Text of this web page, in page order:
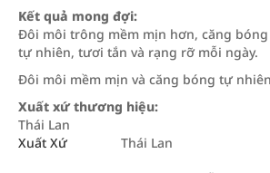
Kết quả mong đợi:
Đôi môi trông mềm mịn hơn, căng
tự nhiên, tươi tắn và rạng rỡ mỗi ngày.
Đôi môi mềm mịn và căng bóng tự
Xuất xứ thương hiệu:
Thái Lan
Xuất Xứ
Thái Lan